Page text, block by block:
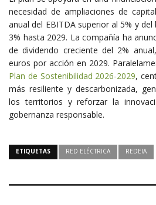
necesidad de ampliaciones de
anual del EBITDA superior al 5% y
3% hasta 2029. La compañía ha
de dividendo creciente del 2%
euros por acción en 2029.
Plan de Sostenibilidad 2026-2029,
más resiliente y descarbonizada,
los territorios y reforzar la
gobernanza responsable.
ETIQUETAS RED ELÉCTRICA REDEIA